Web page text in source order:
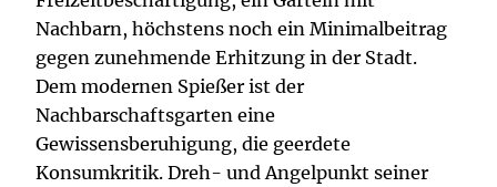
Nachbarn, höchstens noch ein Minimalbeitrag
gegen zunehmende Erhitzung in der Stadt.
Dem modernen Spießer ist der
Nachbarschaftsgarten eine
Gewissensberuhigung, die geerdete
Konsumkritik. Dreh- und Angelpunkt seiner